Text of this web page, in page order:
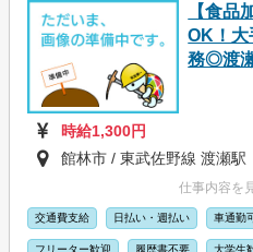
【食
OK！大
務◎渡
時給1,300円
館林市 / 東武佐野線 渡瀬駅
仕事内容を
交通費支給 日払い・週払い 車通勤可